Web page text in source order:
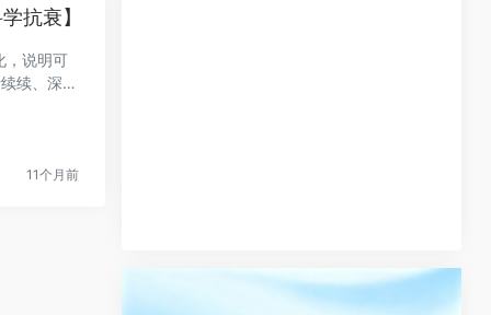
抗衰】
，说明可
续、深度
11个月前